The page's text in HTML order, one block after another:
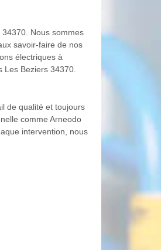
Nous sommes
savoir-faire de nos
électriques à
Beziers 34370.
de qualité et toujours
comme Arneodo
intervention, nous